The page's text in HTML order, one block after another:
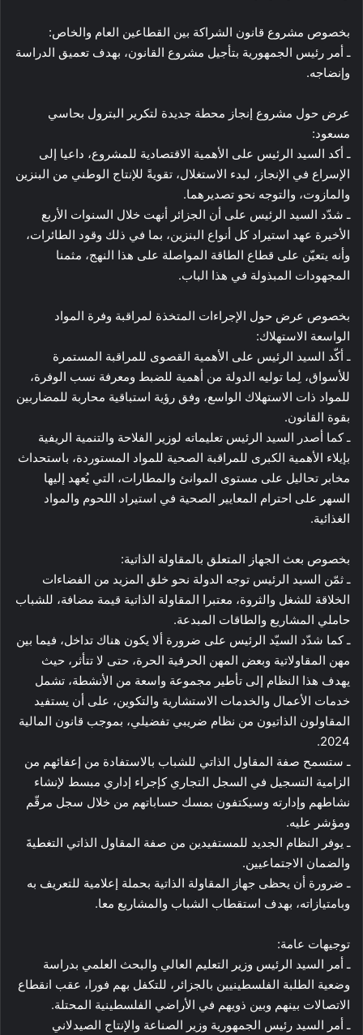
بخصوص مشروع قانون الشراكة بين القطاعين العام والخاص:
ـ أمر رئيس الجمهورية بتأجيل مشروع القانون، بهدف تعميق الدراسة
وإنضاجه.
عرض حول مشروع إنجاز محطة جديدة لتكرير البترول بحاسي
مسعود:
ـ أكد السيد الرئيس على الأهمية الاقتصادية للمشروع، داعيا إلى
الإسراع في الإنجاز، لبدء الاستغلال، تقويةً للإنتاج الوطني من البنزين
والمازوت، والتوجه نحو تصديرهما.
ـ شدّد السيد الرئيس على أن الجزائر أنهت خلال السنوات الأربع
الأخيرة عهد استيراد كل أنواع البنزين، بما في ذلك وقود الطائرات،
وأنه يتعيّن على قطاع الطاقة المواصلة على هذا النهج، مثمنا
المجهودات المبذولة في هذا الباب.
بخصوص عرض حول الإجراءات المتخذة لمراقبة وفرة المواد
الواسعة الاستهلاك:
ـ أكّد السيد الرئيس على الأهمية القصوى للمراقبة المستمرة
للأسواق، لِما توليه الدولة من أهمية للضبط ومعرفة نسب الوفرة،
للمواد ذات الاستهلاك الواسع، وفق رؤية استباقية محاربة للمضاربين
بقوة القانون.
ـ كما أصدر السيد الرئيس تعليماته لوزير الفلاحة والتنمية الريفية
بإيلاء الأهمية الكبرى للمراقبة الصحية للمواد المستوردة، باستحداث
مخابر تحاليل على مستوى الموانئ والمطارات، التي يُعهد إليها
السهر على احترام المعايير الصحية في استيراد اللحوم والمواد
الغذائية.
بخصوص بعث الجهاز المتعلق بالمقاولة الذاتية:
ـ ثمّن السيد الرئيس توجه الدولة نحو خلق المزيد من الفضاءات
الخلاقة للشغل والثروة، معتبرا المقاولة الذاتية قيمة مضافة، للشباب
حاملي المشاريع والطاقات المبدعة.
ـ كما شدّد السيّد الرئيس على ضرورة ألا يكون هناك تداخل، فيما بين
مهن المقاولاتية وبعض المهن الحرفية الحرة، حتى لا تتأثر، حيث
يهدف هذا النظام إلى تأطير مجموعة واسعة من الأنشطة، تشمل
خدمات الأعمال والخدمات الاستشارية والتكوين، على أن يستفيد
المقاولون الذاتيون من نظام ضريبي تفضيلي، بموجب قانون المالية
2024.
ـ ستسمح صفة المقاول الذاتي للشباب بالاستفادة من إعفائهم من
الزامية التسجيل في السجل التجاري كإجراء إداري مبسط لإنشاء
نشاطهم وإدارته وسيكتفون بمسك حساباتهم من خلال سجل مرقّم
ومؤشر عليه.
ـ يوفر النظام الجديد للمستفيدين من صفة المقاول الذاتي التغطيةَ
والضمان الاجتماعيين.
ـ ضرورة أن يحظى جهاز المقاولة الذاتية بحملة إعلامية للتعريف به
وبامتيازاته، بهدف استقطاب الشباب والمشاريع معا.
توجيهات عامة:
ـ أمر السيد الرئيس وزير التعليم العالي والبحث العلمي بدراسة
وضعية الطلبة الفلسطينيين بالجزائر، للتكفل بهم فورا، عقب انقطاع
الاتصالات بينهم وبين ذويهم في الأراضي الفلسطينية المحتلة.
ـ أمر السيد رئيس الجمهورية وزير الصناعة والإنتاج الصيدلاني